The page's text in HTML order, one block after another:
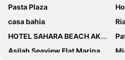
Pasta Plaza
casa bahia
HOTEL SAHARA BEACH AKHFENNiR
Asilah Seaview Flat Marina Golf